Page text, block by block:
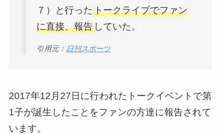
７）と行ったトークライブでファン
に直接、報告 していた。
引用元： 日刊スポーツ
2017年12月27日に行われたトークイベントで第
1子が誕生したことをファンの方達に報告されて
います。